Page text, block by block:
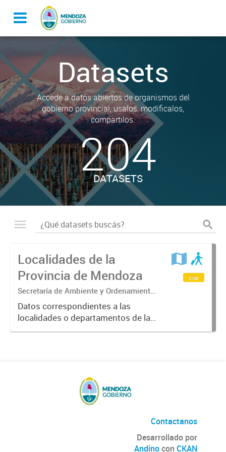
Datasets
Accede a datos abiertos de organismos del
gobierno provincial, usalos, modificalos,
compartilos.
204
DATASETS
Localidades de la
Provincia de Mendoza
Secretaría de Ambiente y Ordenamiento
Territorial.
Datos correspondientes a las
localidades o departamentos de la
Provincia de Mendoza
csv
Contactanos
Desarrollado por
Andinocon CKAN